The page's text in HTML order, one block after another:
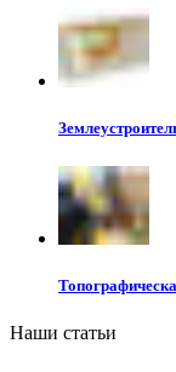
Наши статьи